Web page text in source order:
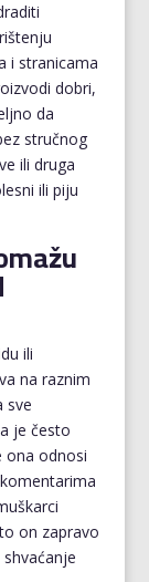
i stranicama
dobri,
da
stručnog
ili druga
ili piju
ili
na raznim
sve
je često
ona odnosi
on zapravo